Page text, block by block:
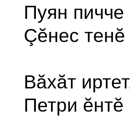
Пуян пичче
Çĕнес
Вăхăт
Петри